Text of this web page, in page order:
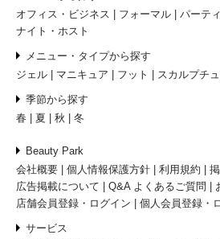
オフィス・ビジネス
フォーマル パーテ
ナイト・ホスト
メニュー・タイプから探す
ジェル
マニキュア フット スカルプチ
季節から探す
春
夏 秋 冬
Beauty Park
会社概要
個人情報保護方針 利用規約
広告掲載について
Q&A よくあるご質問
店舗会員登録・ログイン
個人会員登録・
サービス